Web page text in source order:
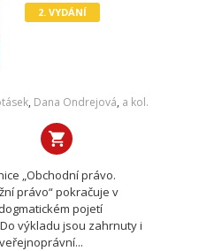
2. VYDÁNÍ
, Dana Ondrejová, a kol.
„Obchodní právo.
právo“ pokračuje v
pojetí
výkladu jsou zahrnuty i